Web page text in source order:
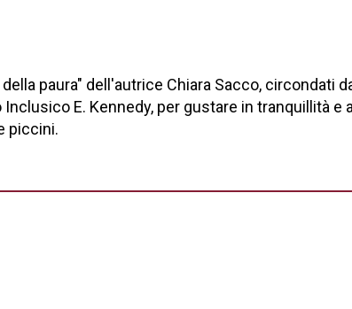
paura" dell'autrice Chiara Sacco, circondati
E. Kennedy, per gustare in tranquillità e
piccini.